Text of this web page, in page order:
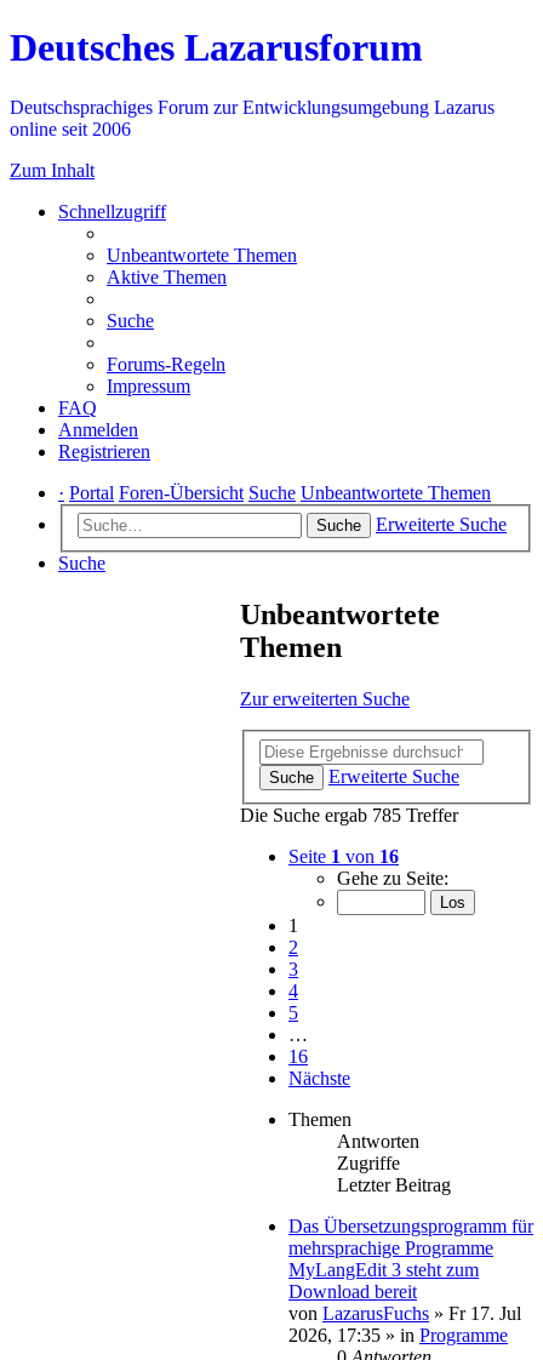
Deutsches Lazarusforum
Deutschsprachiges Forum zur Entwicklungsumgebung Lazarus
online seit 2006
Zum Inhalt
Schnellzugriff
Unbeantwortete Themen
Aktive Themen
Suche
Forums-Regeln
Impressum
FAQ
Anmelden
Registrieren
· Portal Foren-Übersicht Suche Unbeantwortete Themen
Suche
Erweiterte Suche
Suche
Unbeantwortete
Themen
Zur erweiterten Suche
Suche
Erweiterte Suche
Die Suche ergab 785 Treffer
Seite 1 von 16
Gehe zu Seite:
1
2
3
4
5
…
16
Nächste
Themen
Antworten
Zugriffe
Letzter Beitrag
Das Übersetzungsprogramm für
mehrsprachige Programme
MyLangEdit 3 steht zum
Download bereit
von LazarusFuchs » Fr 17. Jul
2026, 17:35 » in Programme